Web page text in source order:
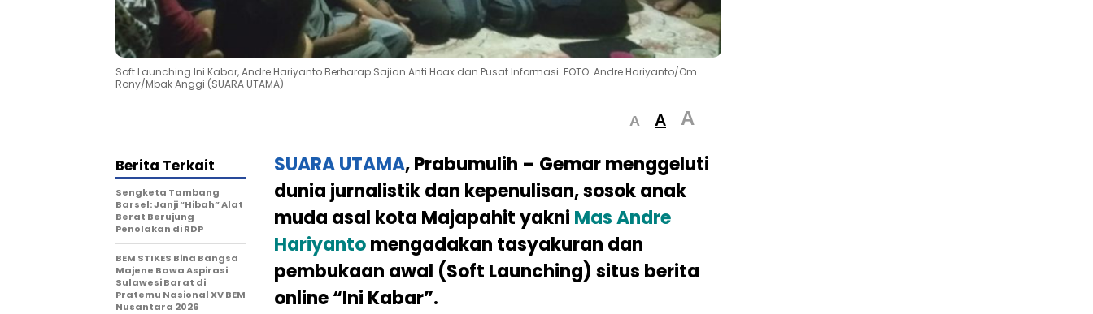
Soft Launching Ini Kabar, Andre Hariyanto Berharap Sajian Anti Hoax dan Pusat Informasi. FOTO: Andre Hariyanto/Om
Rony/Mbak Anggi (SUARA UTAMA)
A A A
SUARA UTAMA, Prabumulih – Gemar menggeluti
dunia jurnalistik dan kepenulisan, sosok anak
muda asal kota Majapahit yakni Mas Andre
Hariyantomengadakan tasyakuran dan
pembukaan awal (Soft Launching) situs berita
online “Ini Kabar”.
Berita Terkait
Sengketa Tambang
Barsel: Janji “Hibah” Alat
Berat Berujung
Penolakan di RDP
BEM STIKES Bina Bangsa
Majene Bawa Aspirasi
Sulawesi Barat di
Pratemu Nasional XV BEM
Nusantara 2026